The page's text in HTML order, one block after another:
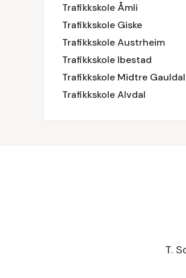
Trafikkskole Åmli
Trafikkskole Giske
Trafikkskole Austrheim
Trafikkskole Ibestad
Trafikkskole Midtre Gauldal
Trafikkskole Alvdal
T.